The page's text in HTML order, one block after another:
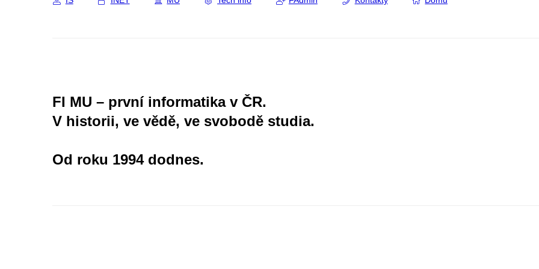
FI MU – první informatika v ČR.
V historii, ve vědě, ve svobodě studia.
Od roku 1994 dodnes.